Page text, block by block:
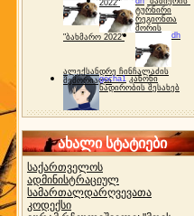
2022"
ტურნირი
რეგიონთა
შორის
"ბახმარო 2022"
dh
ალექსანდრე ჩინჩალაძის
მემორიალიgocha1 კანონი
ნადირობის შესახებ
ახალი სტატიები
საქართველოს
ადმინისტრაციულ
სამართალდარღვევათა
კოდექსი